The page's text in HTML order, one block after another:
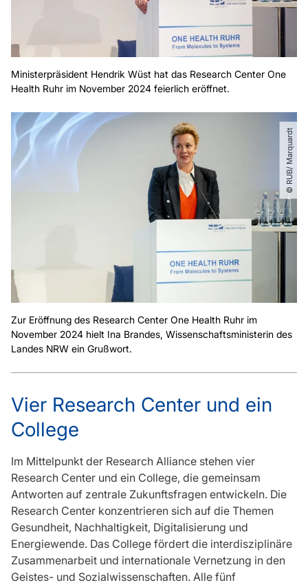
Ministerpräsident Hendrik Wüst hat das Research Center One
Health Ruhr im November 2024 feierlich eröffnet.
© RUB​/​ Marquardt
Zur Eröffnung des Research Center One Health Ruhr im
November 2024 hielt Ina Brandes, Wissenschaftsministerin des
Landes NRW ein Grußwort.
Vier Research Center und ein
College
Im Mittelpunkt der Research Alliance stehen vier
Research Center und ein College, die gemeinsam
Antworten auf zentrale Zukunftsfragen entwickeln. Die
Research Center konzentrieren sich auf die Themen
Gesundheit, Nachhaltigkeit, Digitalisierung und
Energiewende. Das College fördert die interdisziplinäre
Zusammenarbeit und internationale Vernetzung in den
Geistes- und Sozialwissenschaften. Alle fünf